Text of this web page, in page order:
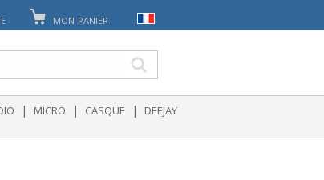
MON PANIER
| MICRO | CASQUE | DEEJAY